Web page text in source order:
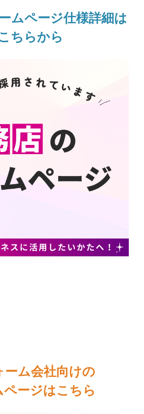
ムページ仕様詳細は
ちらから
ーム会社向けの
ページはこちら